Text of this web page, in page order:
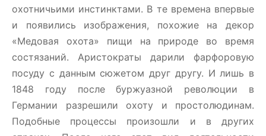
охотничьими инстинктами. В те времена впервые
и появились изображения, похожие на декор
«Медовая охота» пищи на природе во время
состязаний. Аристократы дарили фарфоровую
посуду с данным сюжетом друг другу. И лишь в
1848 году после буржуазной революции в
Германии разрешили охоту и простолюдинам.
Подобные процессы произошли и в других